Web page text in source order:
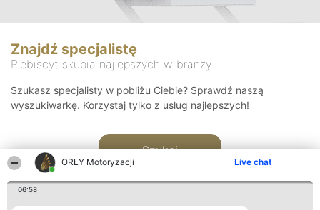
ORŁY Motoryzacji Live chat
06:58
Znajdź specjalistę
Plebiscyt skupia najlepszych w branży
Szukasz specjalisty w pobliżu Ciebie? Sprawdź naszą
wyszukiwarkę. Korzystaj tylko z usług najlepszych!
Szukaj